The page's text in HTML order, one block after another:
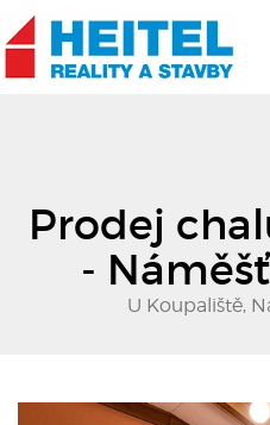
Prodej
-
U Koupaliště,